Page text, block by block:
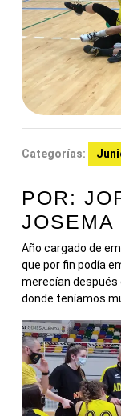
Categorías:
POR:
JOSEMA
Año cargado de
que por fin podía
merecían
donde teníamos